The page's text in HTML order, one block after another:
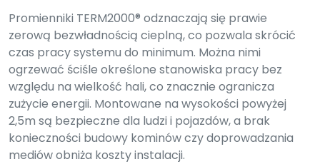
Promienniki TERM2000® odznaczają się prawie
zerową bezwładnością cieplną, co pozwala skrócić
czas pracy systemu do minimum. Można nimi
ogrzewać ściśle określone stanowiska pracy bez
względu na wielkość hali, co znacznie ogranicza
zużycie energii. Montowane na wysokości powyżej
2,5m są bezpieczne dla ludzi i pojazdów, a brak
konieczności budowy kominów czy doprowadzania
mediów obniża koszty instalacji.